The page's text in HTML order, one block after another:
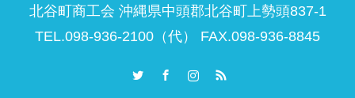
北谷町商工会 沖縄県中頭郡北谷町上勢頭837-1
TEL.098-936-2100（代） FAX.098-936-8845
Instagram
RSS